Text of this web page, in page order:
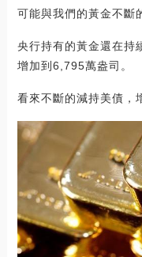
可能與我們的黃金不斷
央行持有的黃金還在持
增加到6,795萬盎司。
看來不斷的減持美債，